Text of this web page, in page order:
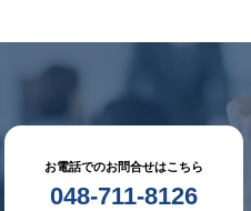
お電話でのお問合せはこちら
048-711-8126